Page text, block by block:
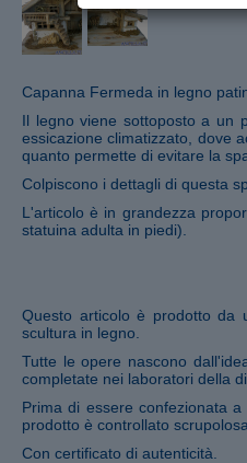
Capanna Fermeda in legno
Il legno viene sottoposto a un
essicazione climatizzato, dove
quanto permette di evitare la
Colpiscono i dettagli di questa
L'articolo è in grandezza
statuina adulta in piedi).
Questo articolo è prodotto da
scultura in legno.
Tutte le opere nascono
completate nei laboratori della
Prima di essere confezionata
prodotto è controllato
Con certificato di autenticità.